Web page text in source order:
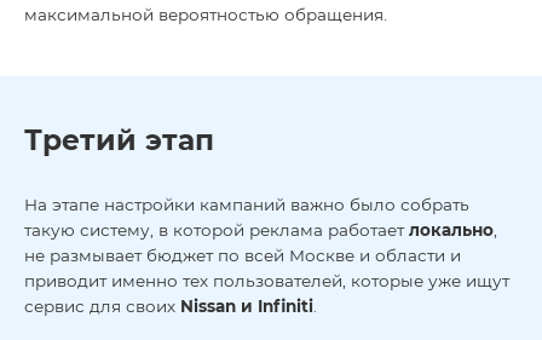
максимальной вероятностью обращения.
Третий этап
На этапе настройки кампаний важно было собрать
такую систему, в которой реклама работаетлокально
не размывает бюджет по всей Москве и области и
приводит именно тех пользователей, которые уже ищут
сервис для своих Nissan и Infiniti